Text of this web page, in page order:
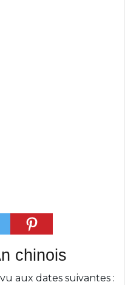
chinois
aux dates suivantes :